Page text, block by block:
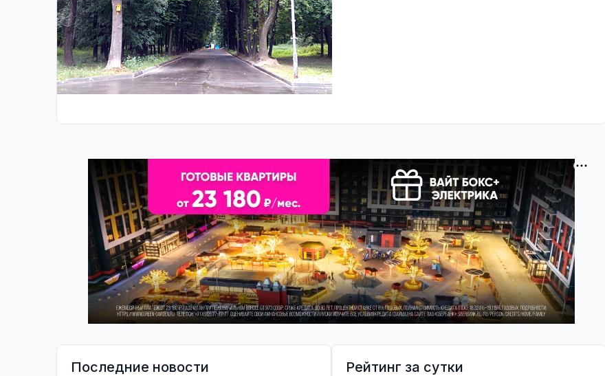
Последние новости
Рейтинг за сутки